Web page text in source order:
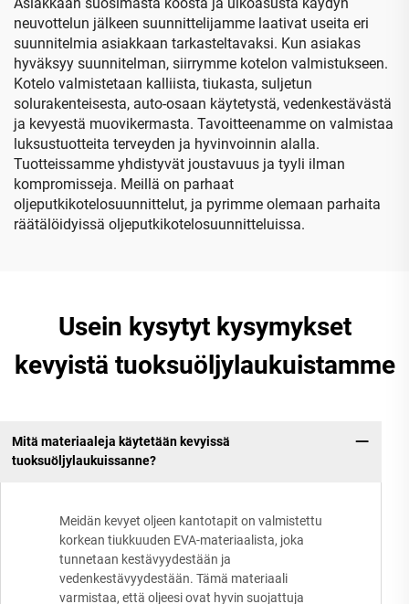
vetoketjuineen
neuvottelun jälkeen suunnittelijamme laativat useita eri
suunnitelmia asiakkaan tarkasteltavaksi. Kun asiakas
hyväksyy suunnitelman, siirrymme kotelon valmistukseen.
Kotelo valmistetaan kalliista, tiukasta, suljetun
solurakenteisesta, auto-osaan käytetystä, vedenkestävästä
ja kevyestä muovikermasta. Tavoitteenamme on valmistaa
luksustuotteita terveyden ja hyvinvoinnin alalla.
Tuotteissamme yhdistyvät joustavuus ja tyyli ilman
kompromisseja. Meillä on parhaat
oljeputkikotelosuunnittelut, ja pyrimme olemaan parhaita
räätälöidyissä oljeputkikotelosuunnitteluissa.
Usein kysytyt kysymykset
kevyistä tuoksuöljylaukuistamme
Mitä materiaaleja käytetään kevyissä
tuoksuöljylaukuissanne?
Meidän kevyet oljeen kantotapit on valmistettu
korkean tiukkuuden EVA-materiaalista, joka
tunnetaan kestävyydestään ja
vedenkestävyydestään. Tämä materiaali
varmistaa, että oljeesi ovat hyvin suojattuja